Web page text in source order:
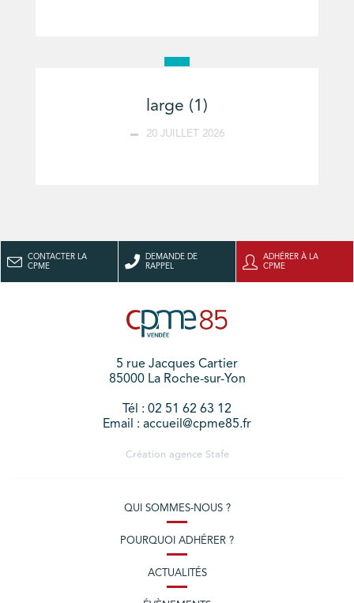
large (1)
20 JUILLET 2026
CONTACTER LA
CPME
DEMANDE DE
RAPPEL
ADHÉRER À LA
CPME
5 rue Jacques Cartier
85000 La Roche-sur-Yon
Tél : 02 51 62 63 12
Email : accueil@cpme85.fr
Création agence Stafe
QUI SOMMES-NOUS ?
POURQUOI ADHÉRER ?
ACTUALITÉS